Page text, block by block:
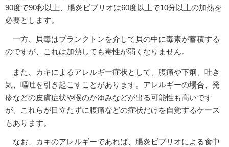
90度で90秒以上、腸炎ビブリオは60度以上で10分以上の加熱を
必要とします。
一方、貝毒はプランクトンを介して貝の中に毒素が蓄積する
のですが、これは加熱しても毒性が弱くなりません。
また、カキによるアレルギー症状として、腹痛や下痢、吐き
気、嘔吐を引き起こすことがあります。アレルギーの場合、発
疹などの皮膚症状や喉のかゆみなどが出る可能性も高いです
が、これらが目立たずに腹痛などの症状だけを自覚するケース
もあります。
なお、カキのアレルギーであれば、腸炎ビブリオによる食中